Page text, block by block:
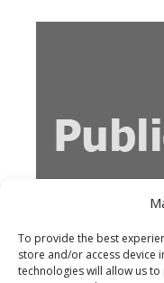
To provide the best
store and/or access device
technologies will allow us